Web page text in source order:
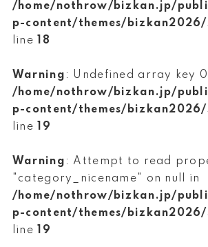
/home/nothrow/bizkan.jp/
p-content/themes/bizkan2026/
line
18
Warning : Undefined array key
/home/nothrow/bizkan.jp/
p-content/themes/bizkan2026/
line
19
Warning : Attempt to read
"category_nicename" on null in
/home/nothrow/bizkan.jp/
p-content/themes/bizkan2026/
line
19